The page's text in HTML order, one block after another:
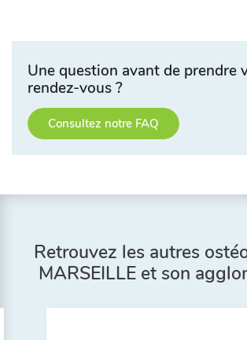
Une question avant de prendre
rendez-vous ?
Consultez notre FAQ
Retrouvez les autres
MARSEILLE et son